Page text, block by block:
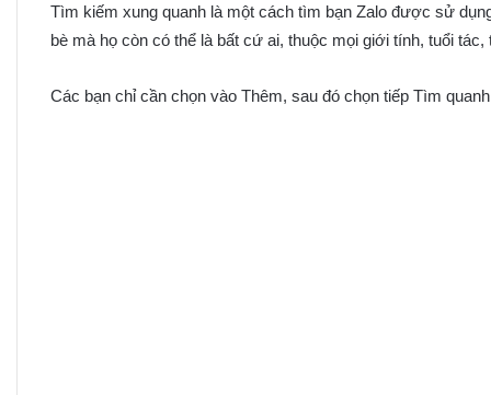
Tìm kiếm xung quanh là một cách tìm bạn Zalo được sử
bè mà họ còn có thể là bất cứ ai, thuộc mọi giới tính, tuổi
Các bạn chỉ cần chọn vào Thêm, sau đó chọn tiếp Tìm